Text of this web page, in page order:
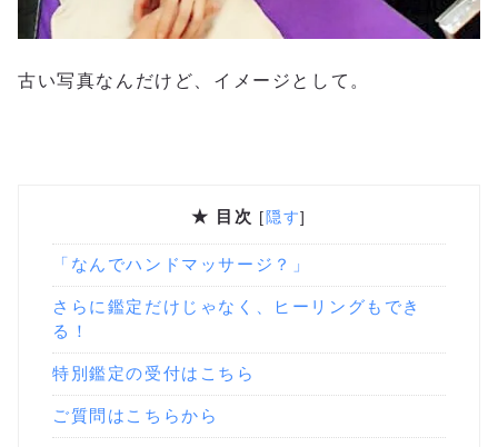
古い写真なんだけど、イメージとして。
★ 目次 [ 隠す]
「なんでハンドマッサージ？」
さらに鑑定だけじゃなく、ヒーリングもでき
る！
特別鑑定の受付はこちら
ご質問はこちらから